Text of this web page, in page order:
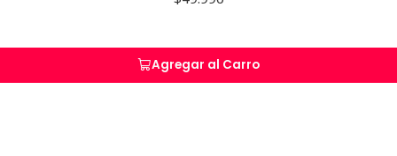
Agregar al Carro